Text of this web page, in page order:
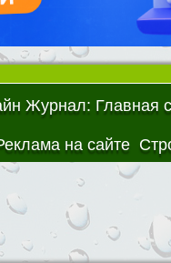
Журнал: Главная
на сайте